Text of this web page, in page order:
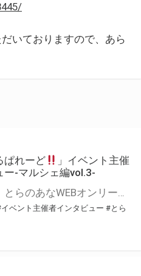
いておりますので、あら
ぱれーど
」イベント主催
ー-マルシェ編vol.3-
こんにちは、とらのあなWEBオンリー運営スタッフです。 新たにお届けする、イベント主催者インタビュー-マルシェ編-は、 とらのあなWEBオンリー「マルシェ」をご利用した主催様に 「マルシェ」を使って開催した感想や心がけをお聞きする企画です。 今回は、WEBオンリー初開催「つるみかるぱれーど
ベント主催者インタビュー #とら